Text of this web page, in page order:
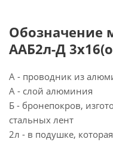
Обозначение
ААБ2л-Д
А - проводник из
А - слой алюминия
Б - бронепокров,
стальных лент
2л - в подушке,